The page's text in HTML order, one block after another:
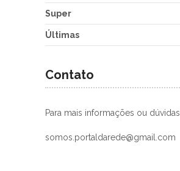
Super
Últimas
Contato
Para mais informações ou dúvidas.
somos.portaldarede@gmail.com